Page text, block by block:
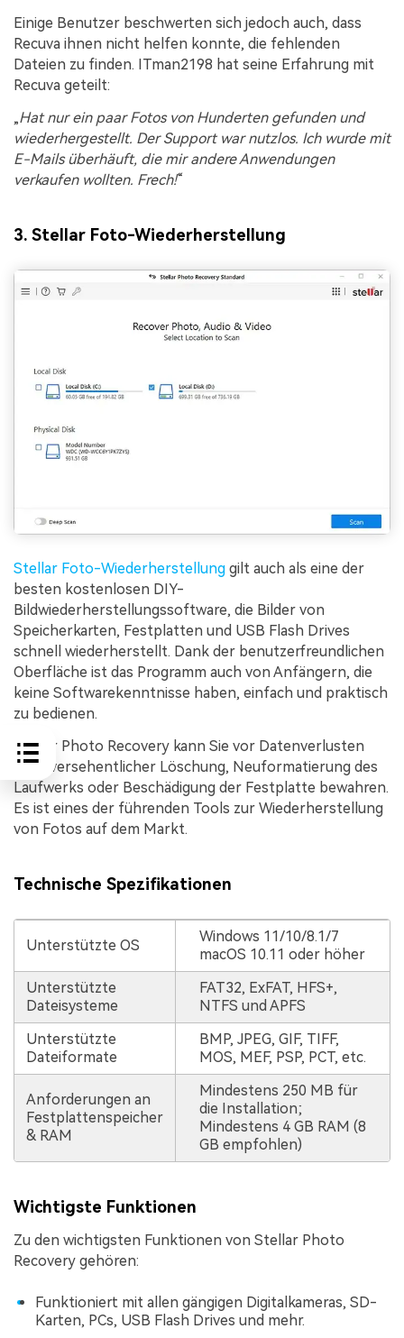
Einige Benutzer beschwerten sich jedoch auch, dass
Recuva ihnen nicht helfen konnte, die fehlenden
Dateien zu finden. ITman2198 hat seine Erfahrung mit
Recuva geteilt:
Hat nur ein paar Fotos von Hunderten gefunden und
wiederhergestellt. Der Support war nutzlos. Ich wurde mit
E-Mails überhäuft, die mir andere Anwendungen
verkaufen wollten. Frech!
3. Stellar Foto-Wiederherstellung
Stellar Foto-Wiederherstellung gilt auch als eine der
besten kostenlosen DIY-
Bildwiederherstellungssoftware, die Bilder von
Speicherkarten, Festplatten und USB Flash Drives
schnell wiederherstellt. Dank der benutzerfreundlichen
Oberfläche ist das Programm auch von Anfängern, die
keine Softwarekenntnisse haben, einfach und praktisch
zu bedienen.
Stellar Photo Recovery kann Sie vor Datenverlusten
nach versehentlicher Löschung, Neuformatierung des
Laufwerks oder Beschädigung der Festplatte bewahren.
Es ist eines der führenden Tools zur Wiederherstellung
von Fotos auf dem Markt.
Technische Spezifikationen
Unterstützte OS
Windows 11/10/8.1/7
macOS 10.11 oder höher
Unterstützte
Dateisysteme
FAT32, ExFAT, HFS+,
NTFS und APFS
Unterstützte
Dateiformate
BMP, JPEG, GIF, TIFF,
MOS, MEF, PSP, PCT, etc.
Anforderungen an
Festplattenspeicher
& RAM
Mindestens 250 MB für
die Installation;
Mindestens 4 GB RAM (8
GB empfohlen)
Wichtigste Funktionen
Zu den wichtigsten Funktionen von Stellar Photo
Recovery gehören:
Funktioniert mit allen gängigen Digitalkameras, SD-
Karten, PCs, USB Flash Drives und mehr.